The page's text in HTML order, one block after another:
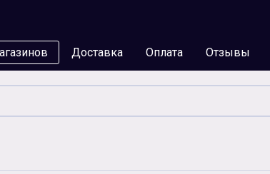
Доставка Оплата Отзывы